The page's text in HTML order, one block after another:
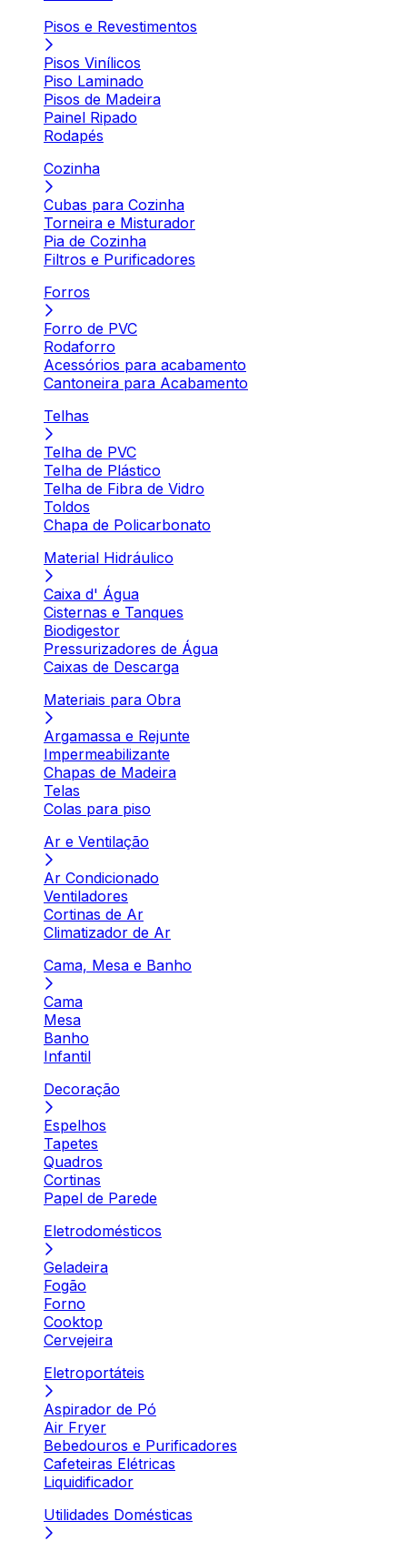
Pisos e Revestimentos
Pisos Vinílicos
Piso Laminado
Pisos de Madeira
Painel Ripado
Rodapés
Cozinha
Cubas para Cozinha
Torneira e Misturador
Pia de Cozinha
Filtros e Purificadores
Forros
Forro de PVC
Rodaforro
Acessórios para acabamento
Cantoneira para Acabamento
Telhas
Telha de PVC
Telha de Plástico
Telha de Fibra de Vidro
Toldos
Chapa de Policarbonato
Material Hidráulico
Caixa d' Água
Cisternas e Tanques
Biodigestor
Pressurizadores de Água
Caixas de Descarga
Materiais para Obra
Argamassa e Rejunte
Impermeabilizante
Chapas de Madeira
Telas
Colas para piso
Ar e Ventilação
Ar Condicionado
Ventiladores
Cortinas de Ar
Climatizador de Ar
Cama, Mesa e Banho
Cama
Mesa
Banho
Infantil
Decoração
Espelhos
Tapetes
Quadros
Cortinas
Papel de Parede
Eletrodomésticos
Geladeira
Fogão
Forno
Cooktop
Cervejeira
Eletroportáteis
Aspirador de Pó
Air Fryer
Bebedouros e Purificadores
Cafeteiras Elétricas
Liquidificador
Utilidades Domésticas